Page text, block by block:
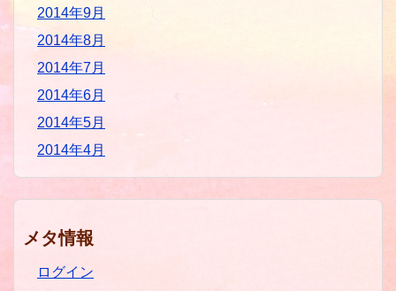
2014年9月
2014年8月
2014年7月
2014年6月
2014年5月
2014年4月
メタ情報
ログイン